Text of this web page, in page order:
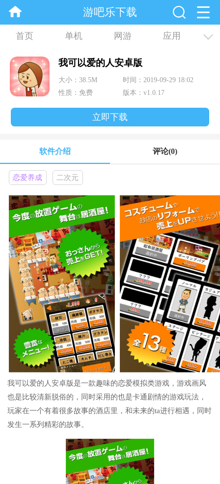
游吧乐下载
首页 单机 网游 应用
资讯 合集
我可以爱的人安卓版
大小：38.5M
时间：2019-09-29 18:02
性质：免费
版本：v1.0.17
立即下载
软件介绍 评论(0)
恋爱养成 二次元
我可以爱的人安卓版是一款趣味的恋爱模拟类游戏，游戏画风
也是比较清新脱俗的，同时采用的也是卡通剧情的游戏玩法，
玩家在一个有着很多故事的酒店里，和未来的ta进行相遇，同时
发生一系列精彩的故事。